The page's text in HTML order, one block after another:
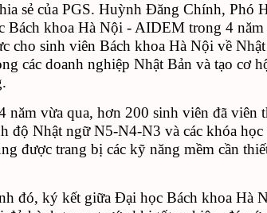
sẻ của PGS. Huỳnh Đăng Chính, Phó
Bách khoa Hà Nội - AIDEM trong 4 năm
cho sinh viên Bách khoa Hà Nội về
các doanh nghiệp Nhật Bản và tạo cơ
năm vừa qua, hơn 200 sinh viên đã viên
độ Nhật ngữ N5-N4-N3 và các khóa
được trang bị các kỹ năng mềm cần
đó, ký kết giữa Đại học Bách khoa Hà